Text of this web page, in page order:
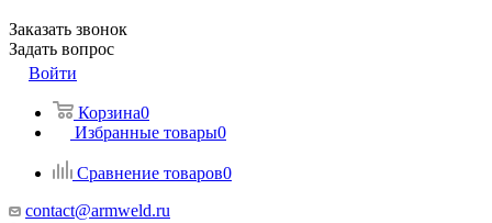
Заказать звонок
Задать вопрос
Войти
Корзина0
Избранные товары0
Сравнение товаров0
contact@armweld.ru